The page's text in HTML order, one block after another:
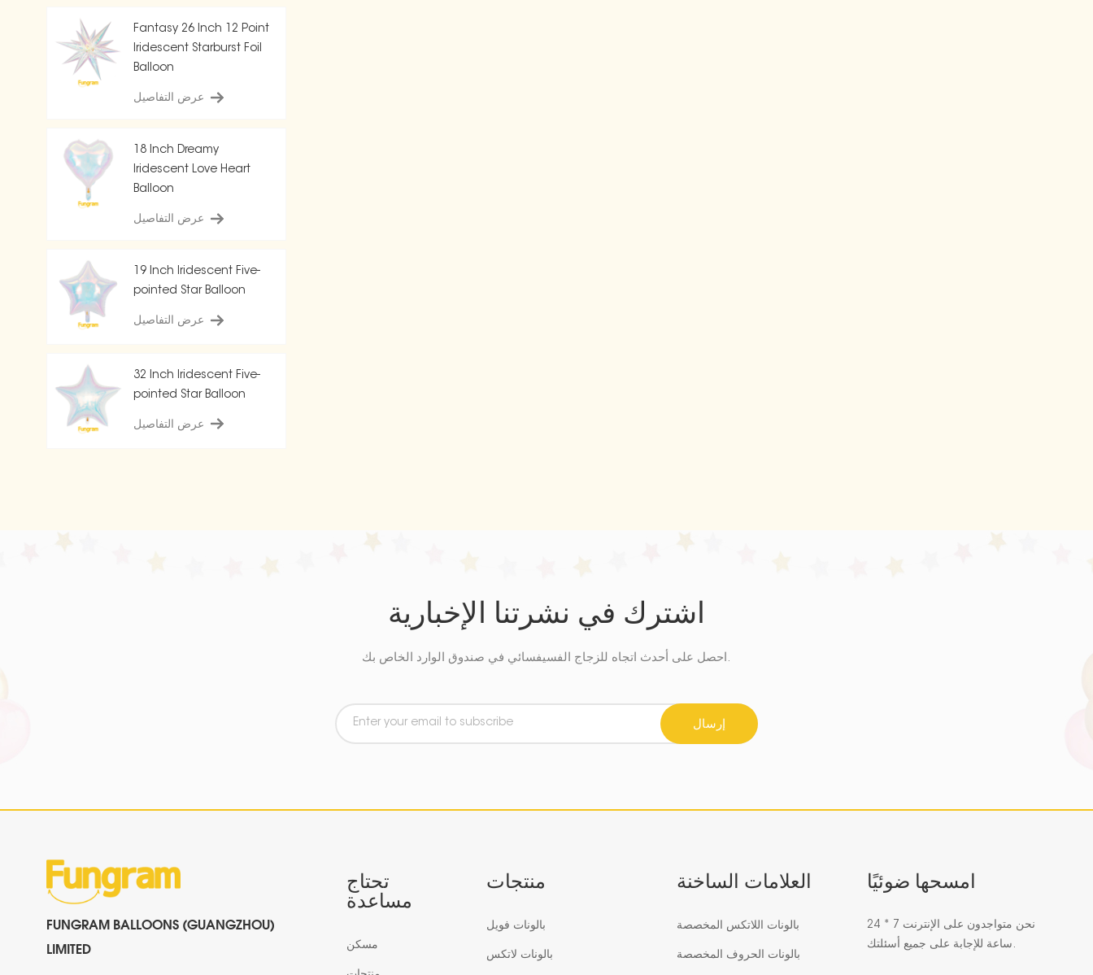
Fantasy 26 Inch 12 Point
Iridescent Starburst Foil
Balloon
عرض التفاصيل
18 Inch Dreamy
Iridescent Love Heart
Balloon
عرض التفاصيل
19 Inch Iridescent Five-
pointed Star Balloon
عرض التفاصيل
32 Inch Iridescent Five-
pointed Star Balloon
عرض التفاصيل
اشترك في نشرتنا الإخبارية
احصل على أحدث اتجاه للزجاج الفسيفسائي في صندوق الوارد الخاص بك.
إرسال
FUNGRAM BALLOONS (GUANGZHOU)
LIMITED
تحتاج
مساعدة
مسكن
منتجات
بالونات فويل
بالونات لاتكس
العلامات الساخنة
بالونات اللاتكس المخصصة
بالونات الحروف المخصصة
امسحها ضوئيًا
نحن متواجدون على الإنترنت 7 * 24
ساعة للإجابة على جميع أسئلتك.